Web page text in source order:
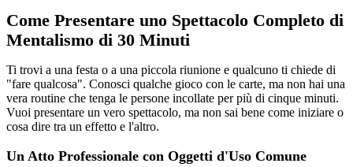
Come Presentare uno Spettacolo Completo di
Mentalismo di 30 Minuti
Ti trovi a una festa o a una piccola riunione e qualcuno ti chiede di
"fare qualcosa". Conosci qualche gioco con le carte, ma non hai una
vera routine che tenga le persone incollate per più di cinque minuti.
Vuoi presentare un vero spettacolo, ma non sai bene come iniziare o
cosa dire tra un effetto e l'altro.
Un Atto Professionale con Oggetti d'Uso Comune